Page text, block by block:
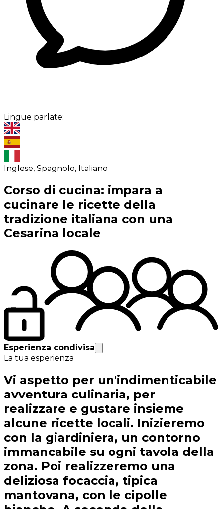
Lingue parlate:
Inglese, Spagnolo, Italiano
Corso di cucina: impara a
cucinare le ricette della
tradizione italiana con una
Cesarina locale
Esperienza condivisa
La tua esperienza
Vi aspetto per un'indimenticabile
avventura culinaria, per
realizzare e gustare insieme
alcune ricette locali. Inizieremo
con la giardiniera, un contorno
immancabile su ogni tavola della
zona. Poi realizzeremo una
deliziosa focaccia, tipica
mantovana, con le cipolle